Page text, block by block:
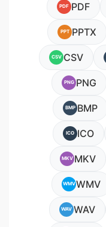
PDF PDF
PPT PPTX
CSV CSV
PNG PNG
BMP BMP
ICO ICO
MKV MKV
WMVWMV
WAV WAV